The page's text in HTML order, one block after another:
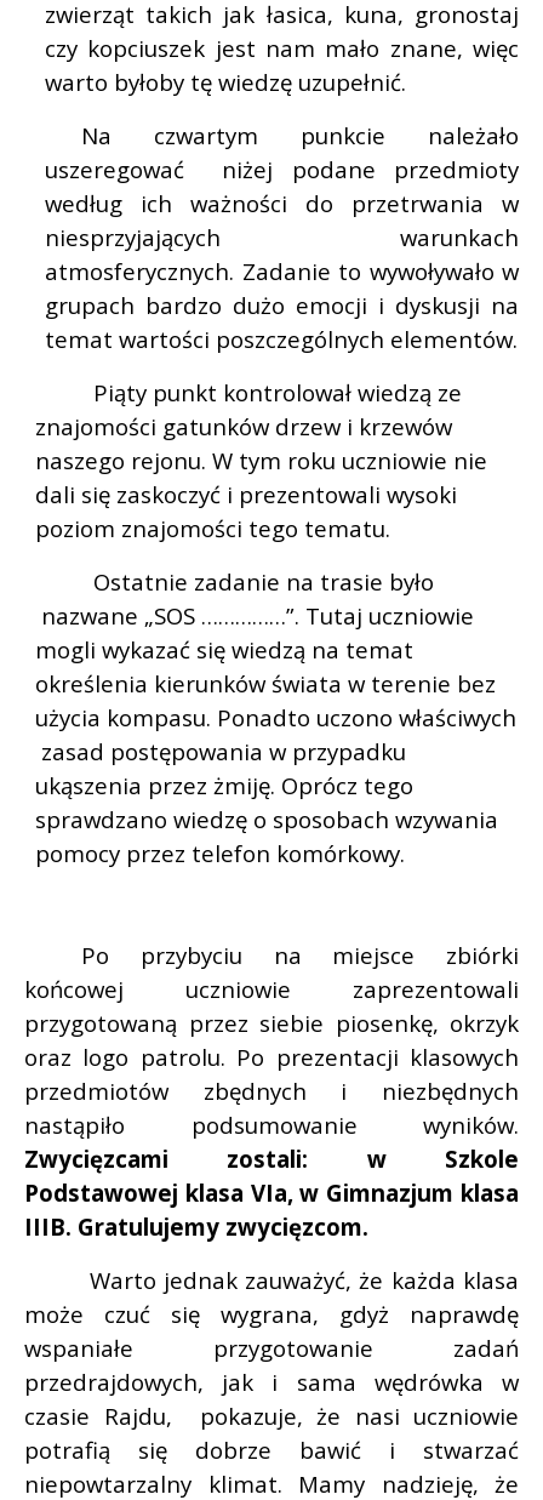
zwierząt takich jak łasica, kuna, gronostaj
czy kopciuszek jest nam mało znane, więc
warto byłoby tę wiedzę uzupełnić.
Na czwartym punkcie należało
uszeregować
niżej podane przedmioty
według ich ważności do przetrwania w
niesprzyjających warunkach
atmosferycznych. Zadanie to wywoływało w
grupach bardzo dużo emocji i dyskusji na
temat wartości poszczególnych elementów.
Piąty punkt kontrolował wiedzą ze
znajomości gatunków drzew i krzewów
naszego rejonu. W tym roku uczniowie nie
dali się zaskoczyć i prezentowali wysoki
poziom znajomości tego tematu.
Ostatnie zadanie na trasie było
nazwane „SOS ……………”. Tutaj uczniowie
mogli wykazać się wiedzą na temat
określenia kierunków świata w terenie bez
użycia kompasu. Ponadto uczono właściwych
zasad postępowania w przypadku
ukąszenia przez żmiję. Oprócz tego
sprawdzano wiedzę o sposobach wzywania
pomocy przez telefon komórkowy.
Po przybyciu na miejsce zbiórki
końcowej uczniowie zaprezentowali
przygotowaną przez siebie piosenkę, okrzyk
oraz logo patrolu. Po prezentacji klasowych
przedmiotów zbędnych i niezbędnych
nastąpiło podsumowanie wyników.
Zwycięzcami zostali: w Szkole
Podstawowej klasa VIa, w Gimnazjum klasa
IIIB. Gratulujemy zwycięzcom.
Warto jednak zauważyć, że każda klasa
może czuć się wygrana, gdyż naprawdę
wspaniałe przygotowanie zadań
przedrajdowych, jak i sama wędrówka w
czasie Rajdu,
pokazuje, że nasi uczniowie
potrafią się dobrze bawić i stwarzać
niepowtarzalny klimat. Mamy nadzieję, że